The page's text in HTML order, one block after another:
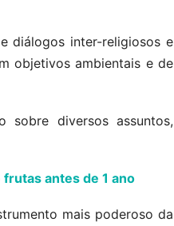
diálogos inter-religiosos e
objetivos ambientais e de
diversos assuntos,
antes de 1 ano
mais poderoso da